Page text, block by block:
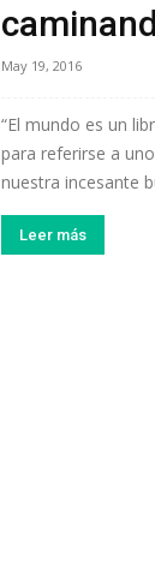
May 19, 2016
“El mundo es un
para referirse a
nuestra incesante
Leer más